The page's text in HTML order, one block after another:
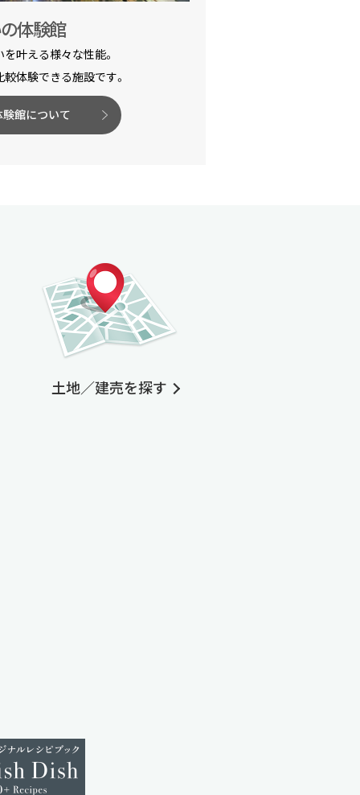
体験館
叶える様々な性能。
体験できる施設です。
館について
土地／建売を探す